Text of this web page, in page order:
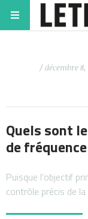
/ décembre 8,
Quels sont
de
Puisque l’objectif
contrôle précis de